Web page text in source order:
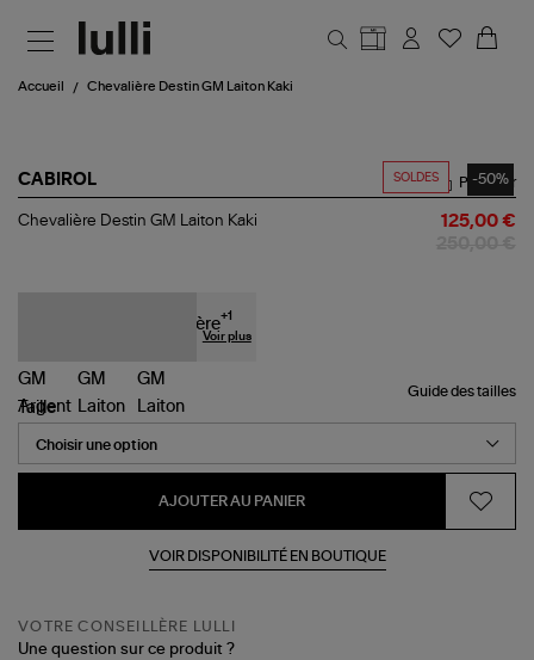
Accueil Chevalière Destin GM Laiton Kaki
SOLDES -50%
CABIROL
Chevalière
Partager
Chevalière Destin GM Laiton Kaki 125,00 €
+1
Voir plus
Guide des tailles
Taille
AJOUTER AU PANIER
VOIR DISPONIBILITÉ EN BOUTIQUE
VOTRE CONSEILLÈRE LULLI
Une question sur ce produit ?